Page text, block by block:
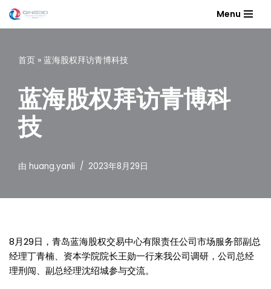
跳
Menu
首页 » 蓝海股权拜访青博科技
蓝海股权拜访青博科
技
由 huang.yanli 2023年8月29日
8月29日，青岛蓝海股权交易中心有限责任公司市场服务部副总
经理丁青楠、资本学院院长王勋一行来我公司调研，公司总经
理刑闯、副总经理沈绍城参与交流。